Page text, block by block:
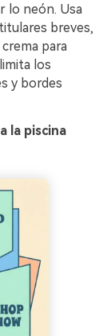
lo neón. Usa
breves,
para
los
y bordes
la piscina